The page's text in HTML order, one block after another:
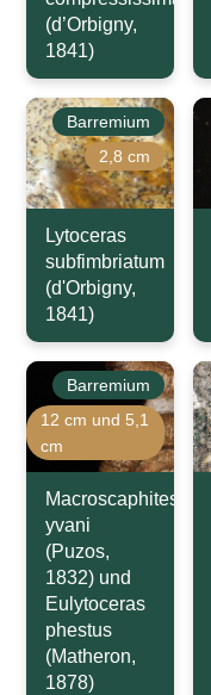
(d’Orbigny,
1841)
Barremium
2,8 cm
Lytoceras
subfimbriatum
(d'Orbigny,
1841)
Barremium
12 cm und 5,1
cm
Macroscaphites
yvani
(Puzos,
1832) und
Eulytoceras
phestus
(Matheron,
1878)